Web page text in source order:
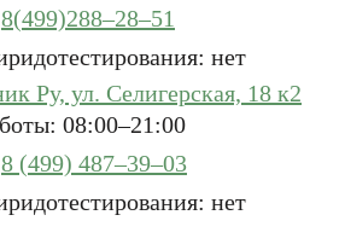
8(499)288–28–51
нет
Ру, ул. Селигерская, 18 к2
08:00–21:00
8 (499) 487–39–03
нет